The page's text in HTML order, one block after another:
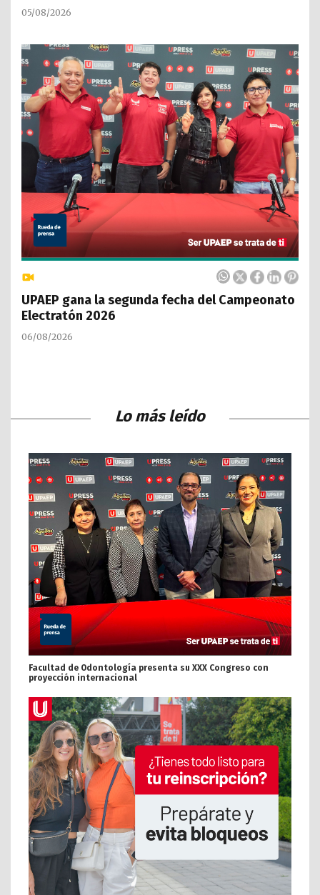
05/08/2026
UPAEP gana la segunda fecha del Campeonato
Electratón 2026
06/08/2026
Lo más leído
Facultad de Odontología presenta su XXX Congreso con
proyección internacional